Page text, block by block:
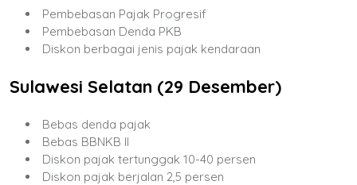
Pembebasan Pajak Progresif
Pembebasan Denda PKB
Diskon berbagai jenis pajak kendaraan
Sulawesi Selatan (29 Desember)
Bebas denda pajak
Bebas BBNKB II
Diskon pajak tertunggak 10-40 persen
Diskon pajak berjalan 2,5 persen